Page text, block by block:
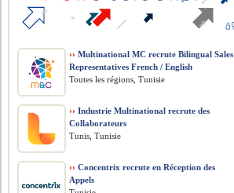
›› Multinational MC recrute Bilingual Sales
Representatives French / English
Toutes les régions, Tunisie
›› Industrie Multinational recrute des
Collaborateurs
Tunis, Tunisie
›› Concentrix recrute en Réception des
Appels